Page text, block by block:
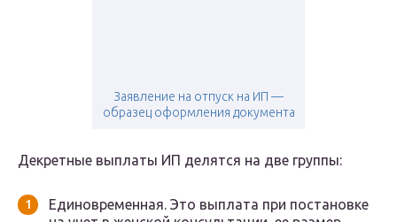
Заявление на отпуск на ИП —
образец оформления документа
Декретные выплаты ИП делятся на две группы:
Единовременная. Это выплата при постановке